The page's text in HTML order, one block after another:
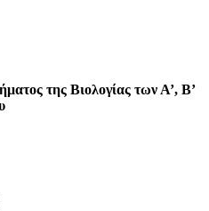
της Βιολογίας των Α’, Β’